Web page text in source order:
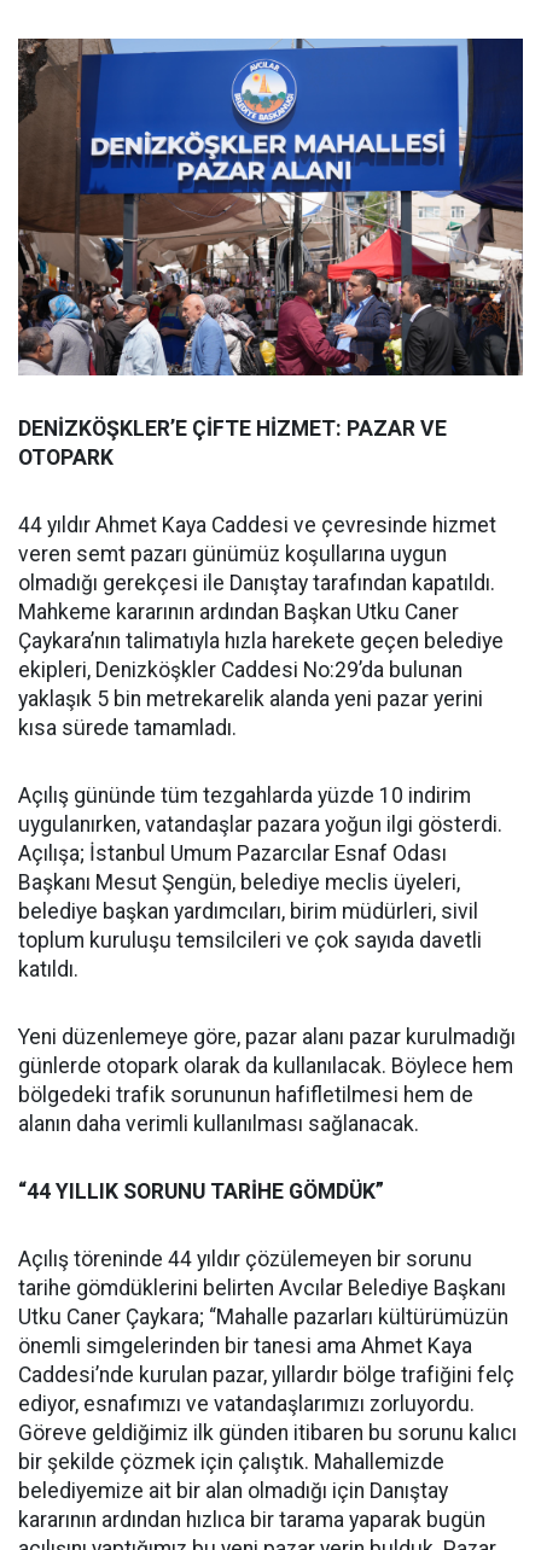
DENİZKÖŞKLER’E ÇİFTE HİZMET: PAZAR VE
OTOPARK
44 yıldır Ahmet Kaya Caddesi ve çevresinde hizmet
veren semt pazarı günümüz koşullarına uygun
olmadığı gerekçesi ile Danıştay tarafından kapatıldı.
Mahkeme kararının ardından Başkan Utku Caner
Çaykara’nın talimatıyla hızla harekete geçen belediye
ekipleri, Denizköşkler Caddesi No:29’da bulunan
yaklaşık 5 bin metrekarelik alanda yeni pazar yerini
kısa sürede tamamladı.
Açılış gününde tüm tezgahlarda yüzde 10 indirim
uygulanırken, vatandaşlar pazara yoğun ilgi gösterdi.
Açılışa; İstanbul Umum Pazarcılar Esnaf Odası
Başkanı Mesut Şengün, belediye meclis üyeleri,
belediye başkan yardımcıları, birim müdürleri, sivil
toplum kuruluşu temsilcileri ve çok sayıda davetli
katıldı.
Yeni düzenlemeye göre, pazar alanı pazar kurulmadığı
günlerde otopark olarak da kullanılacak. Böylece hem
bölgedeki trafik sorununun hafifletilmesi hem de
alanın daha verimli kullanılması sağlanacak.
“44 YILLIK SORUNU TARİHE GÖMDÜK”
Açılış töreninde 44 yıldır çözülemeyen bir sorunu
tarihe gömdüklerini belirten Avcılar Belediye Başkanı
Utku Caner Çaykara; “Mahalle pazarları kültürümüzün
önemli simgelerinden bir tanesi ama Ahmet Kaya
Caddesi’nde kurulan pazar, yıllardır bölge trafiğini felç
ediyor, esnafımızı ve vatandaşlarımızı zorluyordu.
Göreve geldiğimiz ilk günden itibaren bu sorunu kalıcı
bir şekilde çözmek için çalıştık. Mahallemizde
belediyemize ait bir alan olmadığı için Danıştay
kararının ardından hızlıca bir tarama yaparak bugün